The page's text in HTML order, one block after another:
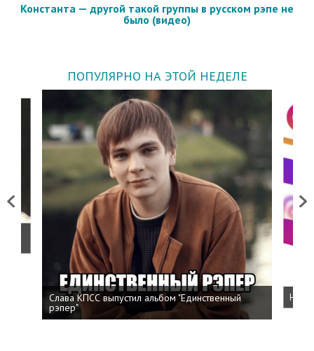
Константа — другой такой группы в русском рэпе не
было (видео)
ПОПУЛЯРНО НА ЭТОЙ НЕДЕЛЕ
Previous
Слава КПСС выпустил альбом "Единственный
рэпер"
Next